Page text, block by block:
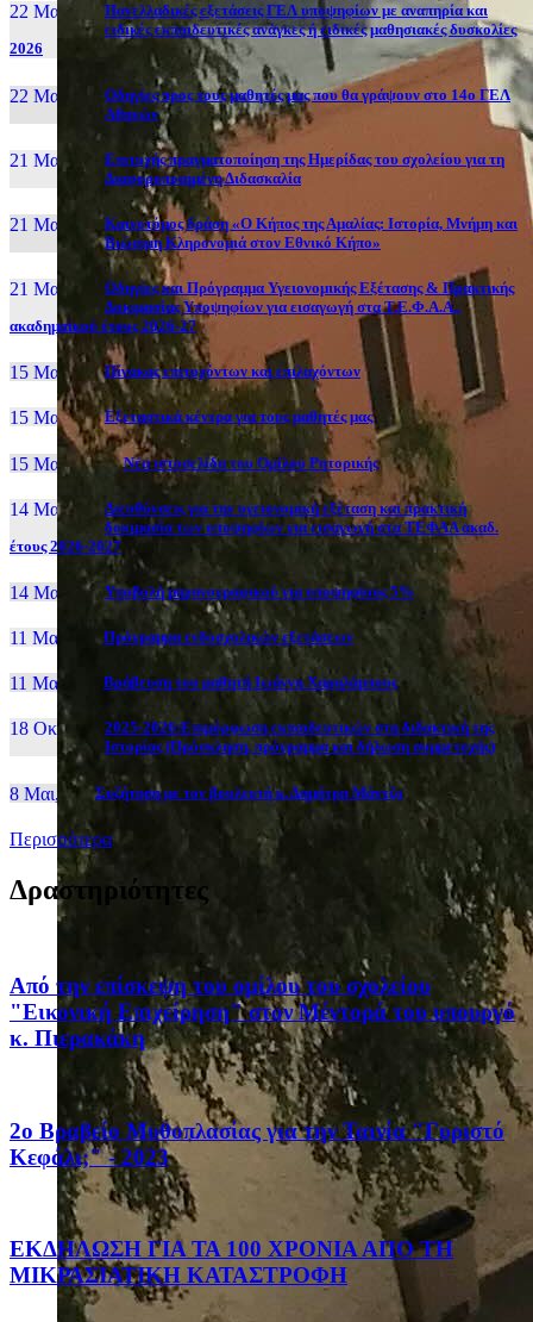
22 Μαι, 26
Πανελλαδικές εξετάσεις ΓΕΛ υποψηφίων με αναπηρία και
ειδικές εκπαιδευτικές ανάγκες ή ειδικές μαθησιακές δυσκολίες
2026
22 Μαι, 26
Οδηγίες προς τους μαθητές μας που θα γράψουν στο 14ο ΓΕΛ
Αθηνών
21 Μαι, 26
Επιτυχής πραγματοποίηση της Ημερίδας του σχολείου για τη
Διαφοροποιημένη Διδασκαλία
21 Μαι, 26
Καινοτόμος δράση «Ο Κήπος της Αμαλίας: Ιστορία, Μνήμη και
Βιώσιμη Κληρονομιά στον Εθνικό Κήπο»
21 Μαι, 26
Οδηγίες και Πρόγραμμα Υγειονομικής Εξέτασης & Πρακτικής
Δοκιμασίας Υποψηφίων για εισαγωγή στα Τ.Ε.Φ.Α.Α.,
ακαδημαϊκού έτους 2026-27
15 Μαι, 26 Πίνακας επιτυχόντων και επιλαχόντων
15 Μαι, 26 Εξεταστικά κέντρα για τους μαθητές μας
15 Μαι, 2026 Νέα ιστοσελίδα του Ομίλου Ρητορικής
14 Μαι, 26
Διευθύνσεις για την υγειονομική εξέταση και πρακτική
δοκιμασία των υποψηφίων για εισαγωγή στα ΤΕΦΑΑ ακαδ.
έτους 2026-2027
14 Μαι, 26 Yποβολή μηχανογραφικού για υποψηφίους 5%
11 Μαι, 26 Πρόγραμμα ενδοσχολικών εξετάσεων
11 Μαι, 26 Βράβευση του μαθητή Ιωάννη Χαραλάμπους
18 Οκτ, 25
2025-2026:Επιμόρφωση εκπαιδευτικών στη διδακτική της
Ιστορίας (Πρόσκληση, πρόγραμμα και δήλωση συμμετοχής)
8 Μαι, 26 Συζήτηση με τον βουλευτή κ. Δημήτρη Μάντζο
Περισσότερα
Δραστηριότητες
Από την επίσκεψη του ομίλου του σχολείου
"Εικονική Επιχείρηση" στον Μέντορά του υπουργό
κ. Πιερακάκη
2ο Βραβείο Μυθοπλασίας για την Ταινία "Γυριστό
Κεφάλι;" - 2023
ΕΚΔΗΛΩΣΗ ΓΙΑ ΤΑ 100 ΧΡΟΝΙΑ ΑΠΟ ΤΗ
ΜΙΚΡΑΣΙΑΤΙΚΗ ΚΑΤΑΣΤΡΟΦΗ